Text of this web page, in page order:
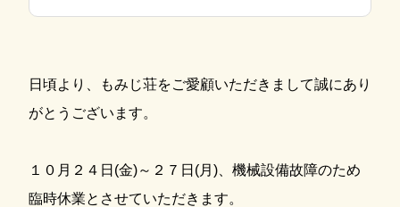
日頃より、もみじ荘をご愛顧いただきまして誠にあり
がとうございます。
１０月２４日(金)～２７日(月)、機械設備故障のため
臨時休業とさせていただきます。